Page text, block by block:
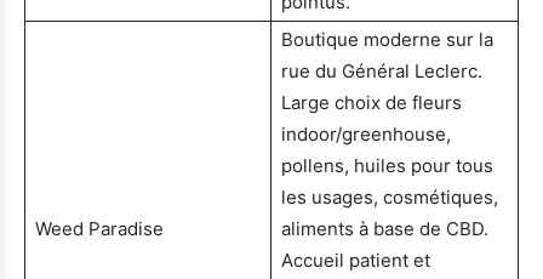
Weed Paradise
Boutique moderne sur la
rue du Général Leclerc.
Large choix de fleurs
indoor/greenhouse,
pollens, huiles pour tous
les usages, cosmétiques,
aliments à base de CBD.
Accueil patient et